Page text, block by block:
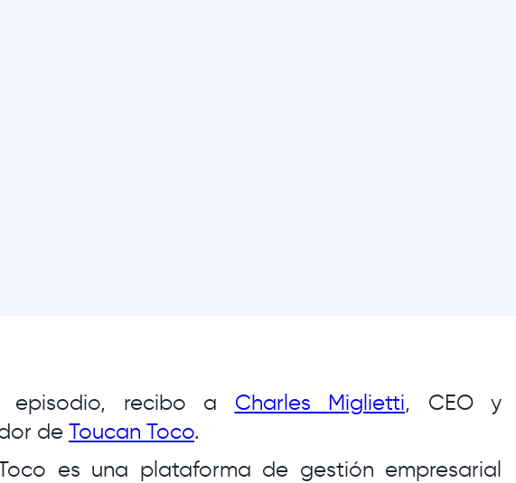
episodio, recibo a Charles Miglietti, CEO y
de Toucan Toco.
es una plataforma de gestión empresarial